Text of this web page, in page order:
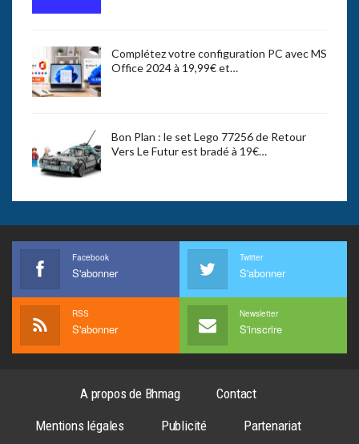
Complétez votre configuration PC avec MS
Office 2024 à 19,99€ et…
Bon Plan : le set Lego 77256 de Retour
Vers Le Futur est bradé à 19€…
Facebook
S'abonner
Twitter
S'abonner
RSS
S'abonner
Newsletter
S'inscrire
A propos de Bhmag
Contact
Mentions légales
Publicité Partenariat